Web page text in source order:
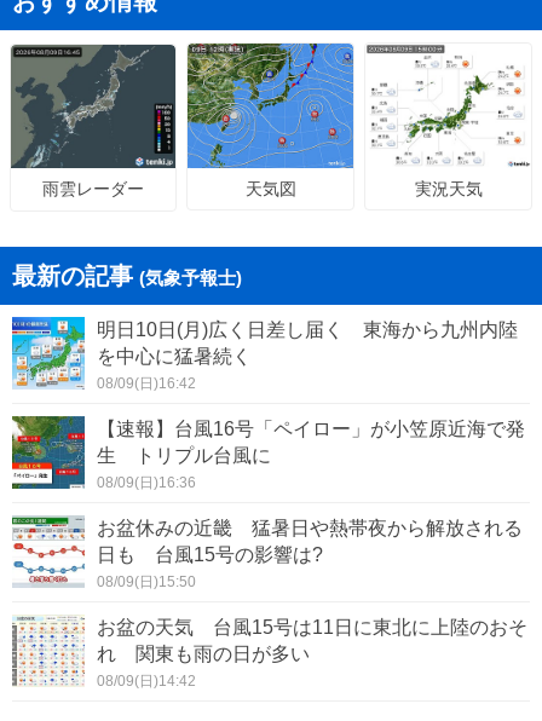
雨雲レーダー 天気図 実況天気
最新の記事 (気象予報士)
明日10日(月)広く日差し届く 東海から九州内陸
を中心に猛暑続く
08/09(日)16:42
【速報】台風16号「ペイロー」が小笠原近海で発
生 トリプル台風に
08/09(日)16:36
お盆休みの近畿 猛暑日や熱帯夜から解放される
日も 台風15号の影響は?
08/09(日)15:50
お盆の天気 台風15号は11日に東北に上陸のおそ
れ 関東も雨の日が多い
08/09(日)14:42